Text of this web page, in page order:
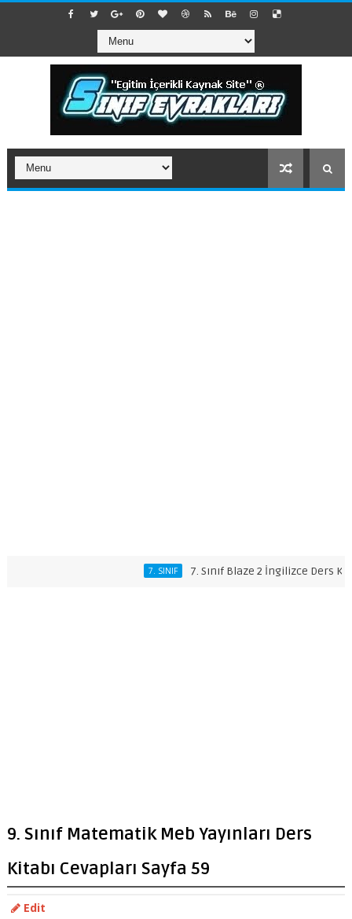
7. Sınıf Blaze 2 İngilizce Ders Kitabı
9. Sınıf Matematik Meb Yayınları Ders
Kitabı Cevapları Sayfa 59
Edit